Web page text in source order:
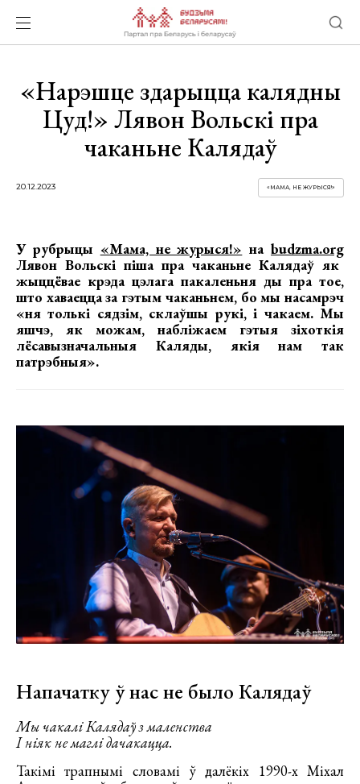
«Нарэшце здарыцца калядны
Цуд!» Лявон Вольскі пра
чаканьне Калядаў
20.12.2023 «МАМА, НЕ ЖУРЫСЯ!»
У рубрыцы «Мама, не журыся!» наbudzma.org
Лявон Вольскі піша пра чаканьне Калядаў як
жыццёвае крэда цэлага пакаленьня ды пра тое,
што хаваецца за гэтым чаканьнем, бо мы насамрэч
«ня толькі сядзім, склаўшы рукі, і чакаем. Мы
яшчэ, як можам, набліжаем гэтыя зіхоткія
лёсавызначальныя Каляды, якія нам так
патрэбныя».
Напачатку ў нас не было Калядаў
Мы чакалі Калядаў з маленства
І ніяк не маглі дачакацца.
Такімі трапнымі словамі ў далёкіх 1990-х Міхал